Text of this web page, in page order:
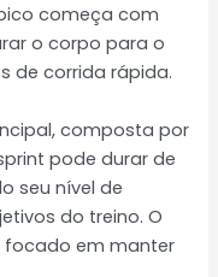
começa com
o corpo para o
de corrida rápida.
composta por
pode durar de
seu nível de
do treino. O
focado em manter